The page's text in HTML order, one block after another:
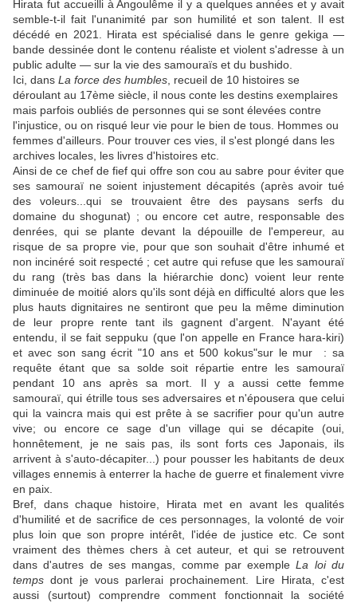
Hirata fut accueilli à Angoulême il y a quelques années et y avait
semble-t-il fait l'unanimité par son humilité et son talent. Il est
décédé en 2021. Hirata est spécialisé dans le genre gekiga —
bande dessinée dont le contenu réaliste et violent s'adresse à un
public adulte — sur la vie des samouraïs et du bushido.
Ici, dans La force des humbles , recueil de 10 histoires se
déroulant au 17ème siècle, il nous conte les destins exemplaires
mais parfois oubliés de personnes qui se sont élevées contre
l'injustice, ou on risqué leur vie pour le bien de tous. Hommes ou
femmes d'ailleurs. Pour trouver ces vies, il s'est plongé dans les
archives locales, les livres d'histoires etc.
Ainsi de ce chef de fief qui offre son cou au sabre pour éviter que
ses samouraï ne soient injustement décapités (après avoir tué
des voleurs...qui se trouvaient être des paysans serfs du
domaine du shogunat) ; ou encore cet autre, responsable des
denrées, qui se plante devant la dépouille de l'empereur, au
risque de sa propre vie, pour que son souhait d'être inhumé et
non incinéré soit respecté ; cet autre qui refuse que les samouraï
du rang (très bas dans la hiérarchie donc) voient leur rente
diminuée de moitié alors qu'ils sont déjà en difficulté alors que les
plus hauts dignitaires ne sentiront que peu la même diminution
de leur propre rente tant ils gagnent d'argent. N'ayant été
entendu, il se fait seppuku (que l'on appelle en France hara-kiri)
et avec son sang écrit "10 ans et 500 kokus"sur le mur : sa
requête étant que sa solde soit répartie entre les samouraï
pendant 10 ans après sa mort. Il y a aussi cette femme
samouraï, qui étrille tous ses adversaires et n'épousera que celui
qui la vaincra mais qui est prête à se sacrifier pour qu'un autre
vive; ou encore ce sage d'un village qui se décapite (oui,
honnêtement, je ne sais pas, ils sont forts ces Japonais, ils
arrivent à s'auto-décapiter...) pour pousser les habitants de deux
villages ennemis à enterrer la hache de guerre et finalement vivre
en paix.
Bref, dans chaque histoire, Hirata met en avant les qualités
d'humilité et de sacrifice de ces personnages, la volonté de voir
plus loin que son propre intérêt, l'idée de justice etc. Ce sont
vraiment des thèmes chers à cet auteur, et qui se retrouvent
dans d'autres de ses mangas, comme par exempleLa loi du
temps dont je vous parlerai prochainement. Lire Hirata, c'est
aussi (surtout) comprendre comment fonctionnait la société